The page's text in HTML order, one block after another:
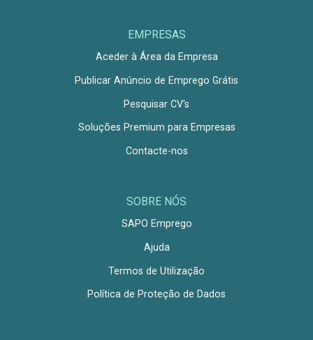
EMPRESAS
Aceder à Área da Empresa
Publicar Anúncio de Emprego Grátis
Pesquisar CV's
Soluções Premium para Empresas
Contacte-nos
SOBRE NÓS
SAPO Emprego
Ajuda
Termos de Utilização
Política de Proteção de Dados